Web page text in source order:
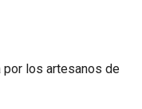
por los artesanos de